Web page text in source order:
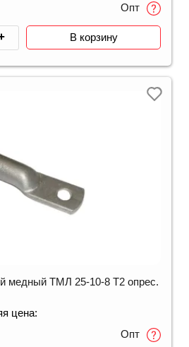
Опт
В корзину
медный ТМЛ 25-10-8 Т2 опрес.
цена:
Опт